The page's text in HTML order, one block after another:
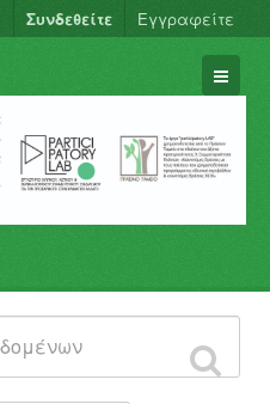
Συνδεθείτε Εγγραφείτε